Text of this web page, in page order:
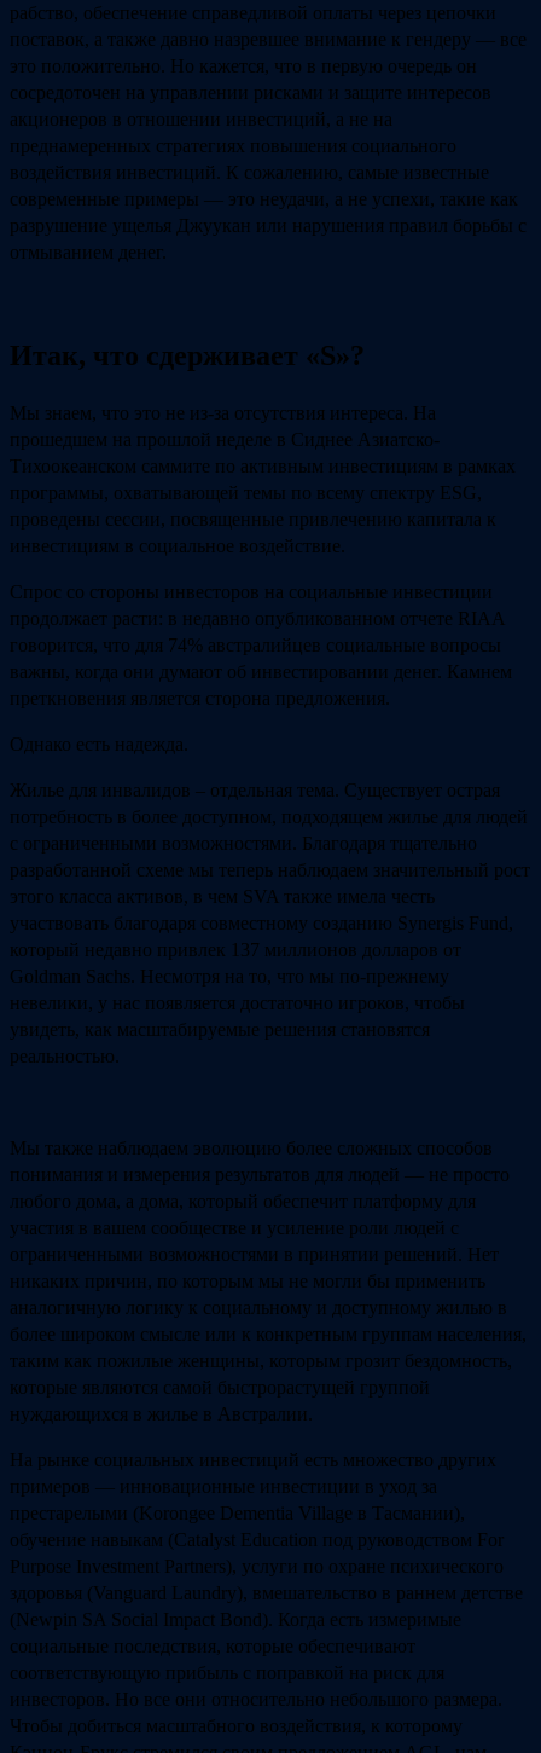
рабство, обеспечение справедливой оплаты через цепочки
поставок, а также давно назревшее внимание к гендеру — все
это положительно. Но кажется, что в первую очередь он
сосредоточен на управлении рисками и защите интересов
акционеров в отношении инвестиций, а не на
преднамеренных стратегиях повышения социального
воздействия инвестиций. К сожалению, самые известные
современные примеры — это неудачи, а не успехи, такие как
разрушение ущелья Джуукан или нарушения правил борьбы с
отмыванием денег.
Итак, что сдерживает «S»?
Мы знаем, что это не из-за отсутствия интереса. На
прошедшем на прошлой неделе в Сиднее Азиатско-
Тихоокеанском саммите по активным инвестициям в рамках
программы, охватывающей темы по всему спектру ESG,
проведены сессии, посвященные привлечению капитала к
инвестициям в социальное воздействие.
Спрос со стороны инвесторов на социальные инвестиции
продолжает расти: в недавно опубликованном отчете RIAA
говорится, что для 74% австралийцев социальные вопросы
важны, когда они думают об инвестировании денег. Камнем
преткновения является сторона предложения.
Однако есть надежда.
Жилье для инвалидов – отдельная тема. Существует острая
потребность в более доступном, подходящем жилье для людей
с ограниченными возможностями. Благодаря тщательно
разработанной схеме мы теперь наблюдаем значительный рост
этого класса активов, в чем SVA также имела честь
участвовать благодаря совместному созданию Synergis Fund,
который недавно привлек 137 миллионов долларов от
Goldman Sachs. Несмотря на то, что мы по-прежнему
невелики, у нас появляется достаточно игроков, чтобы
увидеть, как масштабируемые решения становятся
реальностью.
Мы также наблюдаем эволюцию более сложных способов
понимания и измерения результатов для людей — не просто
любого дома, а дома, который обеспечит платформу для
участия в вашем сообществе и усиление роли людей с
ограниченными возможностями в принятии решений. Нет
никаких причин, по которым мы не могли бы применить
аналогичную логику к социальному и доступному жилью в
более широком смысле или к конкретным группам населения,
таким как пожилые женщины, которым грозит бездомность,
которые являются самой быстрорастущей группой
нуждающихся в жилье в Австралии.
На рынке социальных инвестиций есть множество других
примеров — инновационные инвестиции в уход за
престарелыми (Korongee Dementia Village в Тасмании),
обучение навыкам (Catalyst Education под руководством For
Purpose Investment Partners), услуги по охране психического
здоровья (Vanguard Laundry), вмешательство в раннем детстве
(Newpin SA Social Impact Bond). Когда есть измеримые
социальные последствия, которые обеспечивают
соответствующую прибыль с поправкой на риск для
инвесторов. Но все они относительно небольшого размера.
Чтобы добиться масштабного воздействия, к которому